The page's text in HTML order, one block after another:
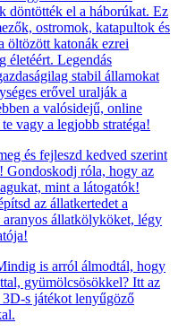
döntötték el a háborúkat. Ez
ostromok, katapultok és
öltözött katonák ezrei
életéért. Legendás
stabil államokat
erővel uralják a
a valósidejű, online
vagy a legjobb stratéga!
és fejleszd kedved szerint
Gondoskodj róla, hogy az
mint a látogatók!
az állatkertedet a
aranyos állatkölyköket, légy
is arról álmodtál, hogy
gyümölcsösökkel? Itt az
s játékot lenyűgöző